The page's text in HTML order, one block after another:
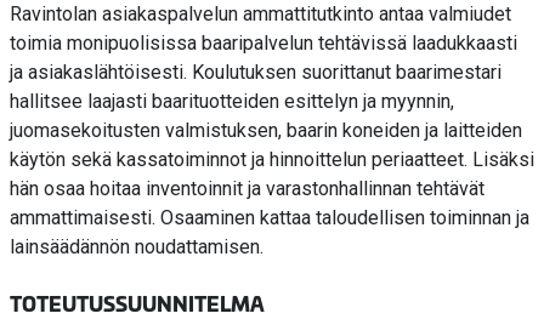
Ravintolan asiakaspalvelun ammattitutkinto antaa valmiudet
toimia monipuolisissa baaripalvelun tehtävissä laadukkaasti
ja asiakaslähtöisesti. Koulutuksen suorittanut baarimestari
hallitsee laajasti baarituotteiden esittelyn ja myynnin,
juomasekoitusten valmistuksen, baarin koneiden ja laitteiden
käytön sekä kassatoiminnot ja hinnoittelun periaatteet. Lisäksi
hän osaa hoitaa inventoinnit ja varastonhallinnan tehtävät
ammattimaisesti. Osaaminen kattaa taloudellisen toiminnan ja
lainsäädännön noudattamisen.
TOTEUTUSSUUNNITELMA